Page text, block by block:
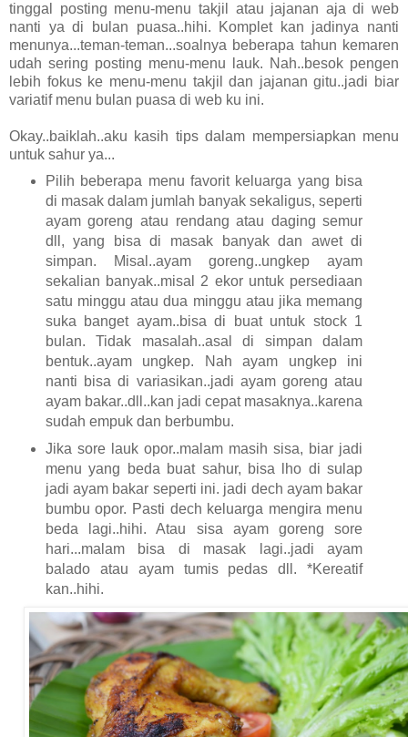
tinggal posting menu-menu takjil atau jajanan aja di web
nanti ya di bulan puasa..hihi. Komplet kan jadinya nanti
menunya...teman-teman...soalnya beberapa tahun kemaren
udah sering posting menu-menu lauk. Nah..besok pengen
lebih fokus ke menu-menu takjil dan jajanan gitu..jadi biar
variatif menu bulan puasa di web ku ini.
Okay..baiklah..aku kasih tips dalam mempersiapkan menu
untuk sahur ya...
Pilih beberapa menu favorit keluarga yang bisa
di masak dalam jumlah banyak sekaligus, seperti
ayam goreng atau rendang atau daging semur
dll, yang bisa di masak banyak dan awet di
simpan. Misal..ayam goreng..ungkep ayam
sekalian banyak..misal 2 ekor untuk persediaan
satu minggu atau dua minggu atau jika memang
suka banget ayam..bisa di buat untuk stock 1
bulan. Tidak masalah..asal di simpan dalam
bentuk..ayam ungkep. Nah ayam ungkep ini
nanti bisa di variasikan..jadi ayam goreng atau
ayam bakar..dll..kan jadi cepat masaknya..karena
sudah empuk dan berbumbu.
Jika sore lauk opor..malam masih sisa, biar jadi
menu yang beda buat sahur, bisa lho di sulap
jadi ayam bakar seperti ini. jadi dech ayam bakar
bumbu opor. Pasti dech keluarga mengira menu
beda lagi..hihi. Atau sisa ayam goreng sore
hari...malam bisa di masak lagi..jadi ayam
balado atau ayam tumis pedas dll. *Kereatif
kan..hihi.